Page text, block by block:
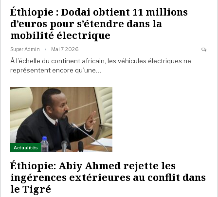
Éthiopie : Dodai obtient 11 millions
d’euros pour s’étendre dans la
mobilité électrique
Super Admin Mai 7, 2026
À l’échelle du continent africain, les véhicules électriques ne
représentent encore qu’une…
Actualités
Éthiopie: Abiy Ahmed rejette les
ingérences extérieures au conflit dans
le Tigré